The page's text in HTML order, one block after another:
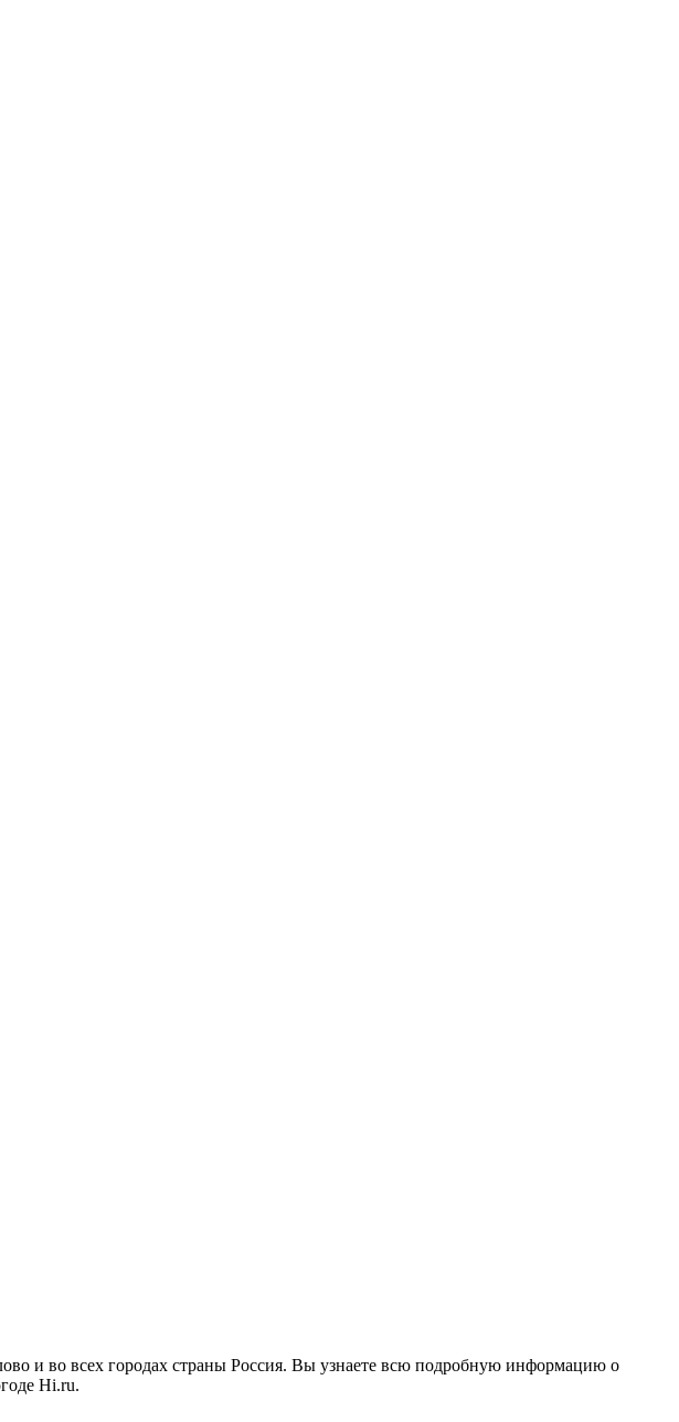
и во всех городах страны Россия. Вы узнаете всю подробную информацию о
Hi.ru.